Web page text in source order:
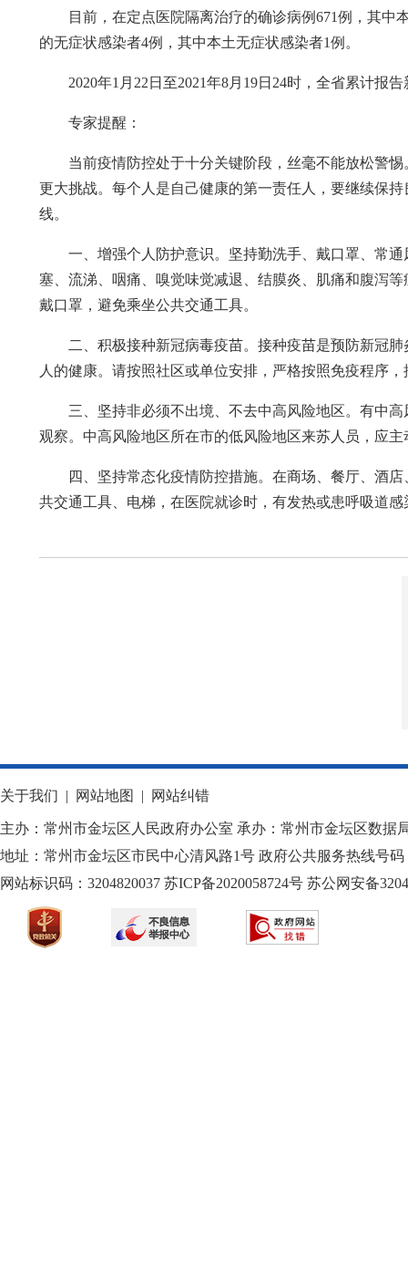
目前，在定点医院隔离治疗的确诊病例671例，其中
的无症状感染者4例，其中本土无症状感染者1例。
2020年1月22日至2021年8月19日24时，全省累计报
专家提醒：
当前疫情防控处于十分关键阶段，丝毫不能放松警
更大挑战。每个人是自己健康的第一责任人，要继续保
线。
一、增强个人防护意识。坚持勤洗手、戴口罩、常
塞、流涕、咽痛、嗅觉味觉减退、结膜炎、肌痛和腹泻
戴口罩，避免乘坐公共交通工具。
二、积极接种新冠病毒疫苗。接种疫苗是预防新冠
人的健康。请按照社区或单位安排，严格按照免疫程序
三、坚持非必须不出境、不去中高风险地区。有中
观察。中高风险地区所在市的低风险地区来苏人员，应
四、坚持常态化疫情防控措施。在商场、餐厅、酒
共交通工具、电梯，在医院就诊时，有发热或患呼吸道
关于我们 | 网站地图 | 网站纠错
主办：常州市金坛区人民政府办公室 承办：常州市金坛区数据
地址：常州市金坛区市民中心清风路1号 政府公共服务热线号码
网站标识码：3204820037 苏ICP备2020058724号 苏公网安备